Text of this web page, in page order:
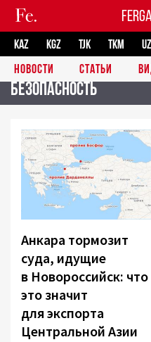
KAZ KGZ TJK TKM
НОВОСТИ
СТАТЬИ
Безопасность
Анкара тормозит
суда, идущие
в Новороссийск: что
это значит
для экспорта
Центральной Азии